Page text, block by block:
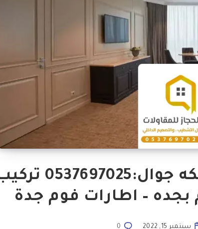
معلم ديكورات فوم مكه جوال:0537697025
بجده – اطارات فوم جدة
سبتمبر 15, 2022 0